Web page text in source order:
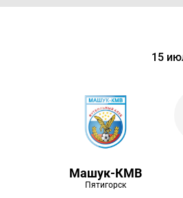
15
Машук-КМВ
Пятигорск